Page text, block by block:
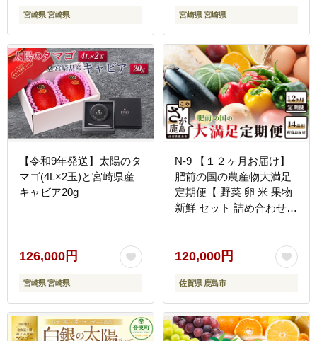
宮崎県 宮崎県 宮崎県 宮崎県
【令和9年発送】太陽のタ
マゴ(4L×2玉)と宮崎県産
キャビア20g
126,000円
宮崎県 宮崎県
N-9 【１２ヶ月お届け】
肥前の国の農産物大満足
定期便【 野菜 卵 米 果物
新鮮 セット 詰め合わせ
120,000円
佐賀県 鹿島市